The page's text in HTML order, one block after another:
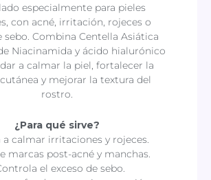
especialmente para pieles
con acné, irritación, rojeces o
sebo. Combina Centella Asiática
Niacinamida y ácido hialurónico
a calmar la piel, fortalecer la
y mejorar la textura del
rostro.
¿Para qué sirve?
a calmar irritaciones y rojeces.
marcas post-acné y manchas.
el exceso de sebo.